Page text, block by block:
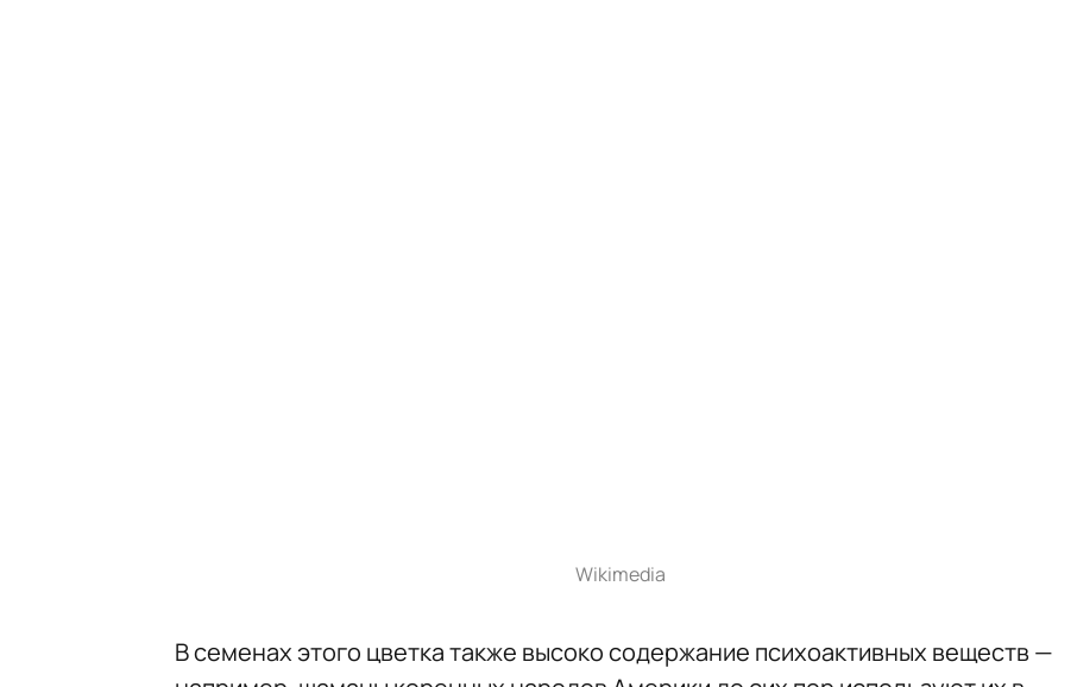
Wikimedia
В семенах этого цветка также высоко содержание психоактивных веществ —